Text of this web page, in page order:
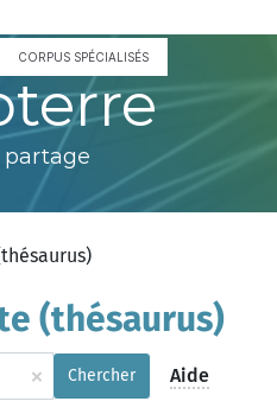
CORPUS SPÉCIALISÉS
partage
(thésaurus)
× Chercher Aide